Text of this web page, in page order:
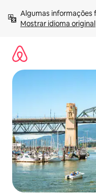
para
Mostrar idioma original